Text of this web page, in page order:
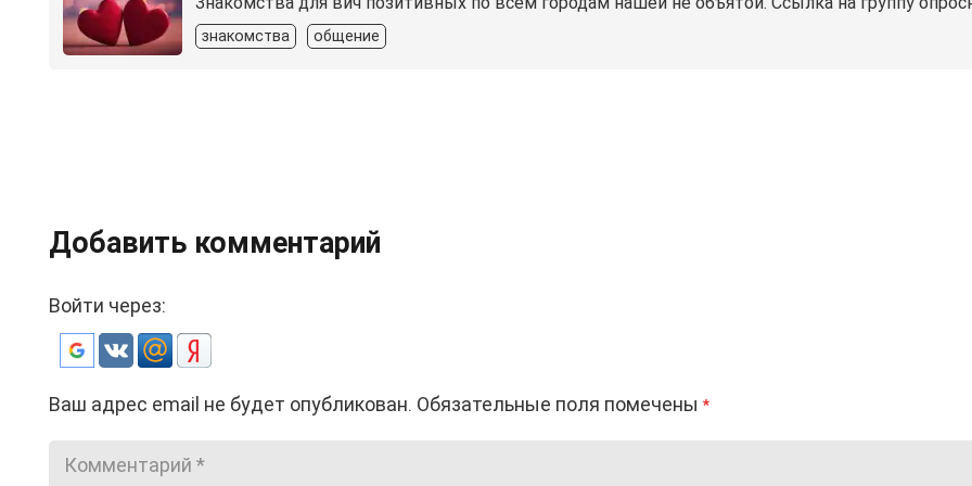
знакомства общение
Добавить комментарий
Войти через:
Ваш адрес email не будет опубликован. Обязательные поля помечены *